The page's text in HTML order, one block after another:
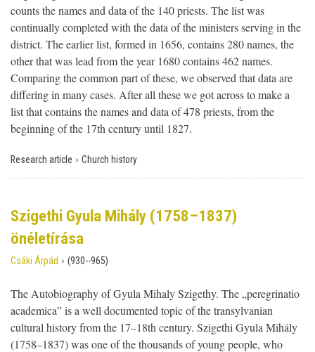
counts the names and data of the 140 priests. The list was
continually completed with the data of the ministers serving in the
district. The earlier list, formed in 1656, contains 280 names, the
other that was lead from the year 1680 contains 462 names.
Comparing the common part of these, we observed that data are
differing in many cases. After all these we got across to make a
list that contains the names and data of 478 priests, from the
beginning of the 17th century until 1827.
Research article › Church history
Szigethi Gyula Mihály (1758–1837)
önéletírása
Csáki Árpád › (930--965)
The Autobiography of Gyula Mihaly Szigethy. The „peregrinatio
academica” is a well documented topic of the transylvanian
cultural history from the 17–18th century. Szigethi Gyula Mihály
(1758–1837) was one of the thousands of young people, who